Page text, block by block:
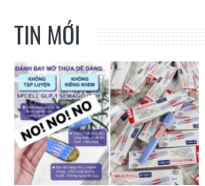
TIN MỚI